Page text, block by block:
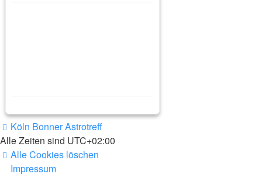
Köln Bonner Astrotreff
Alle Zeiten sind UTC+02:00
Alle Cookies löschen
Impressum